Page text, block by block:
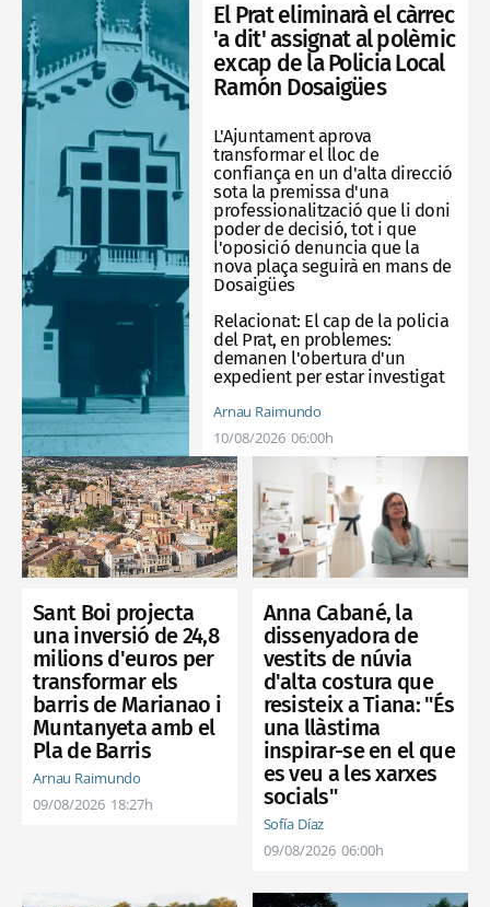
El Prat eliminarà el càrrec
'a dit' assignat al polèmic
excap de la Policia Local
Ramón Dosaigües
L'Ajuntament aprova
transformar el lloc de
confiança en un d'alta direcció
sota la premissa d'una
professionalització que li doni
poder de decisió, tot i que
l'oposició denuncia que la
nova plaça seguirà en mans de
Dosaigües
Relacionat: El cap de la policia
del Prat, en problemes:
demanen l'obertura d'un
expedient per estar investigat
Arnau Raimundo
10/08/2026 06:00h
Sant Boi projecta
una inversió de 24,8
milions d'euros per
transformar els
barris de Marianao i
Muntanyeta amb el
Pla de Barris
Arnau Raimundo
09/08/2026 18:27h
Anna Cabané, la
dissenyadora de
vestits de núvia
d'alta costura que
resisteix a Tiana: "És
una llàstima
inspirar-se en el que
es veu a les xarxes
socials"
Sofía Díaz
09/08/2026 06:00h